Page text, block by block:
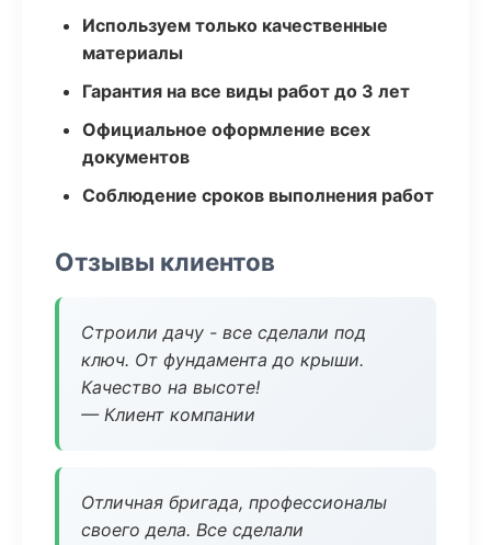
Используем только качественные
материалы
Гарантия на все виды работ до 3 лет
Официальное оформление всех
документов
Соблюдение сроков выполнения работ
Отзывы клиентов
Строили дачу - все сделали под
ключ. От фундамента до крыши.
Качество на высоте!
— Клиент компании
Отличная бригада, профессионалы
своего дела. Все сделали